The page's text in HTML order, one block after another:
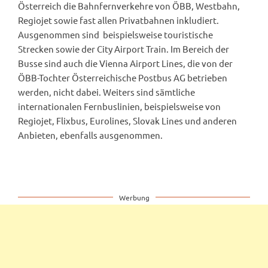
Österreich die Bahnfernverkehre von ÖBB, Westbahn,
Regiojet sowie fast allen Privatbahnen inkludiert.
Ausgenommen sind beispielsweise touristische
Strecken sowie der City Airport Train. Im Bereich der
Busse sind auch die Vienna Airport Lines, die von der
ÖBB-Tochter Österreichische Postbus AG betrieben
werden, nicht dabei. Weiters sind sämtliche
internationalen Fernbuslinien, beispielsweise von
Regiojet, Flixbus, Eurolines, Slovak Lines und anderen
Anbieten, ebenfalls ausgenommen.
Werbung